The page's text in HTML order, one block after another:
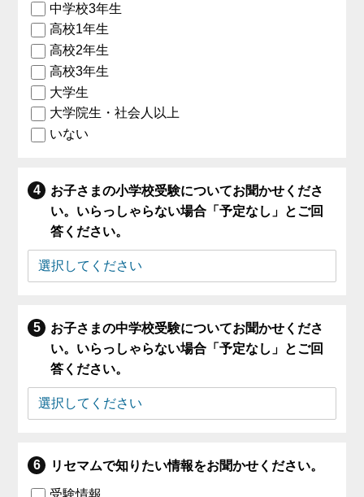
中学校3年生
高校1年生
高校2年生
高校3年生
大学生
大学院生・社会人以上
いない
お子さまの小学校受験についてお聞かせくださ
い。いらっしゃらない場合「予定なし」とご回
答ください。
お子さまの中学校受験についてお聞かせくださ
い。いらっしゃらない場合「予定なし」とご回
答ください。
リセマムで知りたい情報をお聞かせください。
受験情報